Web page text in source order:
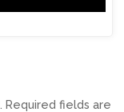
Required fields are